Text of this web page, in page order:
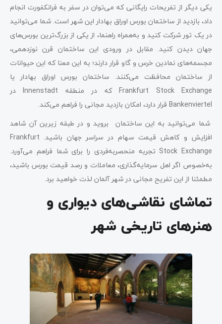
یکی دیگر از تفریحات رایگانی که می‌توان در سفر به فرانکفورت انجام
داد، بازدید از ساختمان بورس اوراق بهادار این شهر است. شما می‌توانید
در یک تور شرکت کنید و به‌همراه راهنما، از یکی از بزرگ‌ترین بورس‌های
جهان دیدن کنید. مقابل در ورودی این ساختمان قرن نوزدهمی،
مجسمه‌های نمادین خرس و گاو قرار دارند؛ به این معنا که این حیوانات
از ساختمان محافظت می‌کنند. ساختمان بورس اوراق بهادار یا
Frankfurt Stock Exchange که در منطقه Innenstadt در
Bankenviertel قرار دارد، امکان بازدید مجانی را فراهم می‌کند.
شما می‌توانید به این ساختمان بروید و در طبقه زیرین آن شاهد
افزایش و کاهش قیمت سهام در سراسر جهان باشید. Frankfurt
Stock Exchange تجربه منحصربه‌فردی را برای شما فراهم می‌آورد.
به‌خصوص اگر اهل سرمایه‌گذاری، معاملات و رصد قیمت بورس باشید،
مطمئنا از این تفریح مجانی در شهر آلمان لذت خواهید برد.
تماشای نقاشی‌های دیواری و
هنرهای تاریخی شهر